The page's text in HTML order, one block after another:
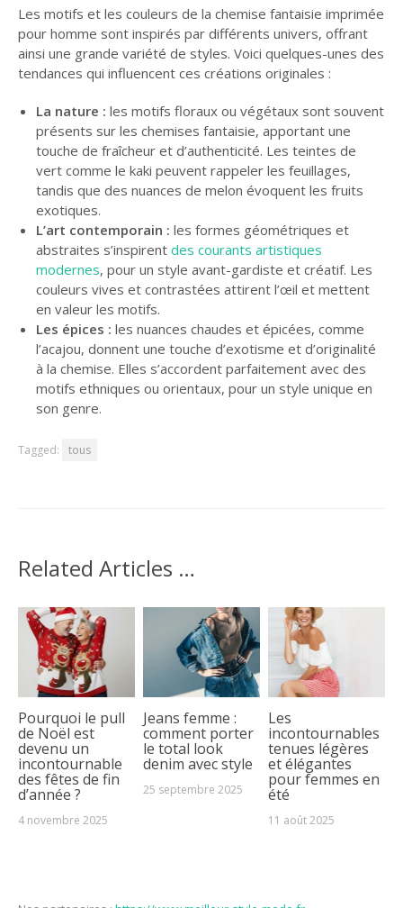
Les motifs et les couleurs de la chemise fantaisie imprimée
pour homme sont inspirés par différents univers, offrant
ainsi une grande variété de styles. Voici quelques-unes des
tendances qui influencent ces créations originales :
La nature : les motifs floraux ou végétaux sont souvent
présents sur les chemises fantaisie, apportant une
touche de fraîcheur et d’authenticité. Les teintes de
vert comme le kaki peuvent rappeler les feuillages,
tandis que des nuances de melon évoquent les fruits
exotiques.
L’art contemporain : les formes géométriques et
abstraites s’inspirent des courants artistiques
modernes, pour un style avant-gardiste et créatif. Les
couleurs vives et contrastées attirent l’œil et mettent
en valeur les motifs.
Les épices : les nuances chaudes et épicées, comme
l’acajou, donnent une touche d’exotisme et d’originalité
à la chemise. Elles s’accordent parfaitement avec des
motifs ethniques ou orientaux, pour un style unique en
son genre.
Tagged: tous
Related Articles …
Pourquoi le pull
de Noël est
devenu un
incontournable
des fêtes de fin
d’année ?
4 novembre 2025
Jeans femme :
comment porter
le total look
denim avec style
25 septembre 2025
Les
incontournables
tenues légères
et élégantes
pour femmes en
été
11 août 2025